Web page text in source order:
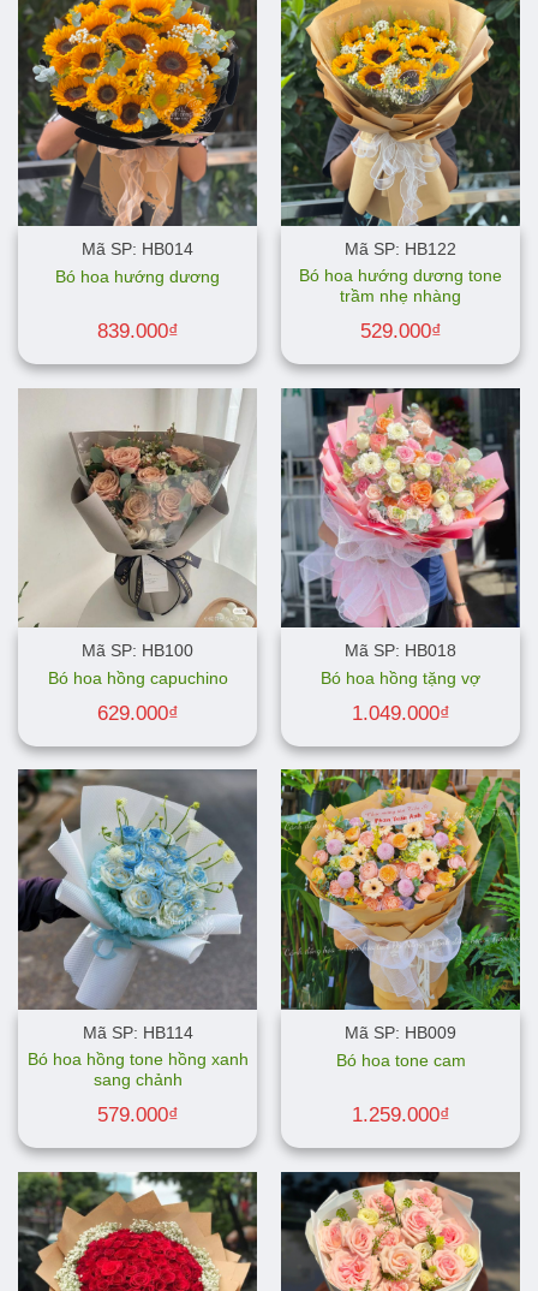
Mã SP: HB014
Bó hoa hướng dương
839.000₫
Mã SP: HB122
Bó hoa hướng dương tone
trầm nhẹ nhàng
529.000₫
Mã SP: HB100
Bó hoa hồng capuchino
629.000₫
Mã SP: HB018
Bó hoa hồng tặng vợ
1.049.000₫
Mã SP: HB114
Bó hoa hồng tone hồng xanh
sang chảnh
579.000₫
Mã SP: HB009
Bó hoa tone cam
1.259.000₫